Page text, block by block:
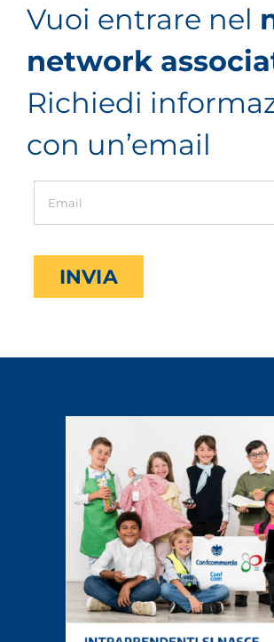
Vuoi entrare nel
network
Richiedi
con un’email